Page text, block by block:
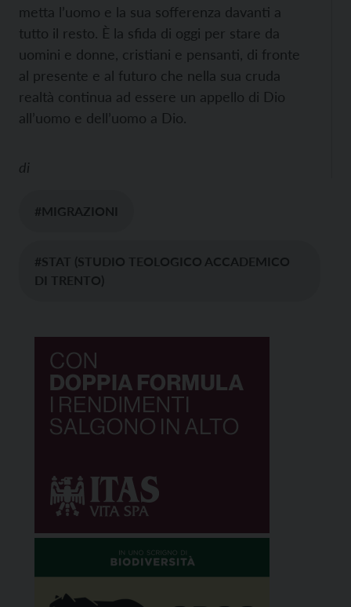
metta l’uomo e la sua sofferenza davanti a
tutto il resto. È la sfida di oggi per stare da
uomini e donne, cristiani e pensanti, di fronte
al presente e al futuro che nella sua cruda
realtà continua ad essere un appello di Dio
all’uomo e dell’uomo a Dio.
di
#MIGRAZIONI
#STAT (STUDIO TEOLOGICO ACCADEMICO
DI TRENTO)